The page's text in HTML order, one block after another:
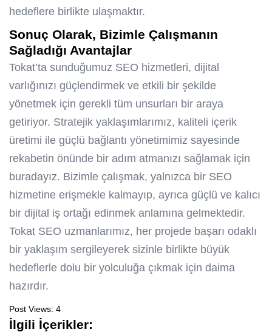
hedeflere birlikte ulaşmaktır.
Sonuç Olarak, Bizimle Çalışmanın
Sağladığı Avantajlar
Tokat’ta sunduğumuz SEO hizmetleri, dijital
varlığınızı güçlendirmek ve etkili bir şekilde
yönetmek için gerekli tüm unsurları bir araya
getiriyor. Stratejik yaklaşımlarımız, kaliteli içerik
üretimi ile güçlü bağlantı yönetimimiz sayesinde
rekabetin önünde bir adım atmanızı sağlamak için
buradayız. Bizimle çalışmak, yalnızca bir SEO
hizmetine erişmekle kalmayıp, ayrıca güçlü ve kalıcı
bir dijital iş ortağı edinmek anlamına gelmektedir.
Tokat SEO uzmanlarımız, her projede başarı odaklı
bir yaklaşım sergileyerek sizinle birlikte büyük
hedeflerle dolu bir yolculuğa çıkmak için daima
hazırdır.
Post Views: 4
İlgili İçerikler: